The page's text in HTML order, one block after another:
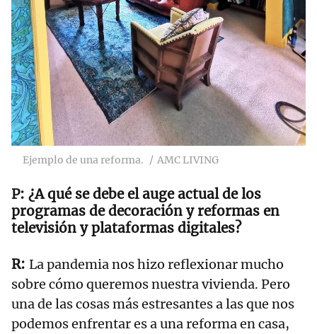
Ejemplo de una reforma. AMC LIVING
¿A qué se debe el auge actual de los
programas de decoración y reformas en
televisión y plataformas digitales?
La pandemia nos hizo reflexionar mucho
sobre cómo queremos nuestra vivienda. Pero
una de las cosas más estresantes a las que nos
podemos enfrentar es a una reforma en casa,